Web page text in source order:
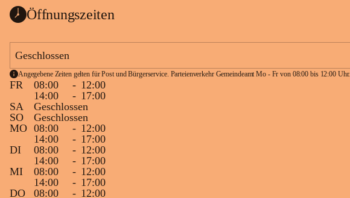
Öffnungszeiten
Geschlossen
Angegebene Zeiten gelten für Post und Bürgerservice. Parteienverkehr Gemeindeamt Mo - Fr von 08:00 bis 12:00 Uhr.
FR 08:00 - 12:00
14:00
- 17:00
SA
Geschlossen
SO
Geschlossen
MO 08:00 - 12:00
14:00
- 17:00
DI
08:00 - 12:00
14:00
- 17:00
MI
08:00 - 12:00
14:00
- 17:00
DO
08:00 - 12:00